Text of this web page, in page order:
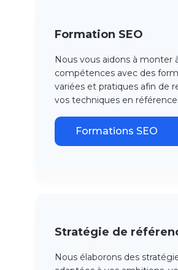
Formation SEO
Nous vous aidons à monter
compétences avec des
variées et pratiques afin de
vos techniques en
Formations SEO
Stratégie de
Nous élaborons des